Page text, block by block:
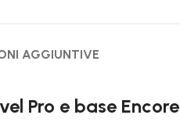
AGGIUNTIVE
Pro e base Encore